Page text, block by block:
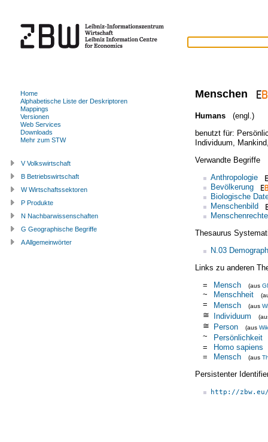
Menschen
Humans
(engl.)
benutzt für:
Individuum
Mankind
Verwandte Begriffe
Anthropologie
Bevölkerung
Biologische
Menschenbild
Menschenrechte
Thesaurus
N.03
Links zu anderen
=
Mensch (aus
~ Menschheit
= Mensch (aus
≅ Individuum
≅ Person (aus
~
Persönlichkeit
=
Homo sapiens
=
Mensch (aus
Persistenter
http://
Home
Alphabetische Liste der Deskriptoren
Mappings
Versionen
Web Services
Downloads
Mehr zum STW
V Volkswirtschaft
B Betriebswirtschaft
W Wirtschaftssektoren
P Produkte
N Nachbarwissenschaften
G Geographische Begriffe
A Allgemeinwörter